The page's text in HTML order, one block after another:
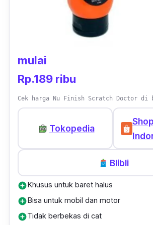
mulai
Rp.189 ribu
Cek harga Nu Finish Scratch Doctor di
Tokopedia
Blibli
add_circleKhusus untuk baret halus
add_circleBisa untuk mobil dan motor
add_circleTidak berbekas di cat